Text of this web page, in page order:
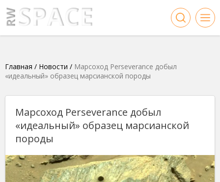
Главная / Новости / Марсоход Perseverance добыл
«идеальный» образец марсианской породы
Марсоход Perseverance добыл
«идеальный» образец марсианской
породы